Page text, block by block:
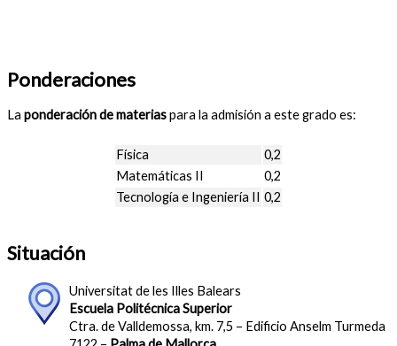
Ponderaciones
La ponderación de materiaspara la admisión a este grado es:
Física
0,2
Matemáticas II
0,2
Tecnología e Ingeniería II 0,2
Situación
Universitat de les Illes Balears
Escuela Politécnica Superior
Ctra. de Valldemossa, km. 7,5 – Edificio Anselm Turmeda